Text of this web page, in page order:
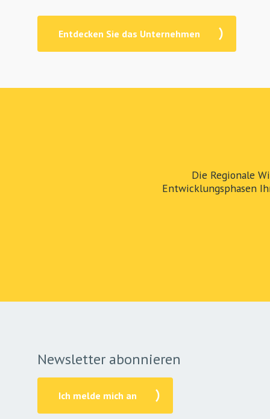
Entdecken Sie das Unternehmen
Die Regionale
Entwicklungsphasen
Newsletter abonnieren
Ich melde mich an